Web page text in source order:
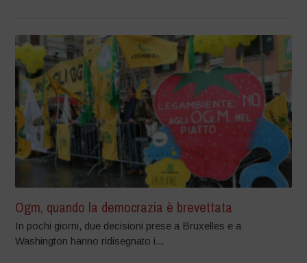
Ogm, quando la democrazia è brevettata
In pochi giorni, due decisioni prese a Bruxelles e a
Washington hanno ridisegnato i...